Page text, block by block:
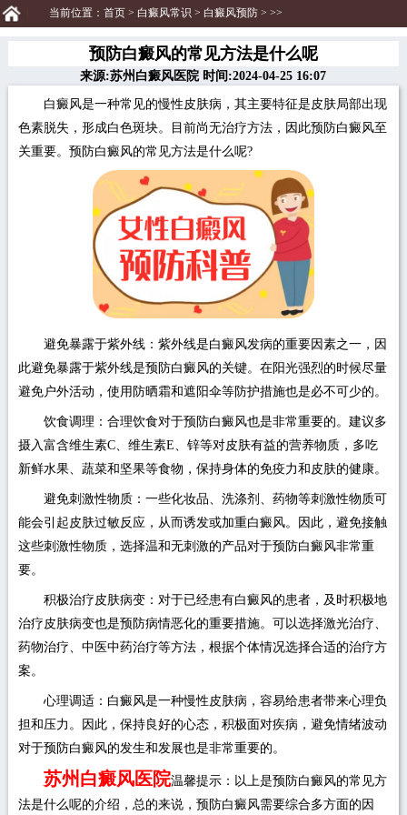
当前位置： 首页> 白癜风常识 > 白癜风预防> >>
预防白癜风的常见方法是什么呢
来源:苏州白癜风医院 时间:2024-04-25 16:07
白癜风是一种常见的慢性皮肤病，其主要特征是皮肤局部出现
色素脱失，形成白色斑块。目前尚无治疗方法，因此预防白癜风至
关重要。预防白癜风的常见方法是什么呢?
避免暴露于紫外线：紫外线是白癜风发病的重要因素之一，因
此避免暴露于紫外线是预防白癜风的关键。在阳光强烈的时候尽量
避免户外活动，使用防晒霜和遮阳伞等防护措施也是必不可少的。
饮食调理：合理饮食对于预防白癜风也是非常重要的。建议多
摄入富含维生素C、维生素E、锌等对皮肤有益的营养物质，多吃
新鲜水果、蔬菜和坚果等食物，保持身体的免疫力和皮肤的健康。
避免刺激性物质：一些化妆品、洗涤剂、药物等刺激性物质可
能会引起皮肤过敏反应，从而诱发或加重白癜风。因此，避免接触
这些刺激性物质，选择温和无刺激的产品对于预防白癜风非常重
要。
积极治疗皮肤病变：对于已经患有白癜风的患者，及时积极地
治疗皮肤病变也是预防病情恶化的重要措施。可以选择激光治疗、
药物治疗、中医中药治疗等方法，根据个体情况选择合适的治疗方
案。
心理调适：白癜风是一种慢性皮肤病，容易给患者带来心理负
担和压力。因此，保持良好的心态，积极面对疾病，避免情绪波动
对于预防白癜风的发生和发展也是非常重要的。
苏州白癜风医院温馨提示：以上是预防白癜风的常见方
法是什么呢的介绍，总的来说，预防白癜风需要综合多方面的因